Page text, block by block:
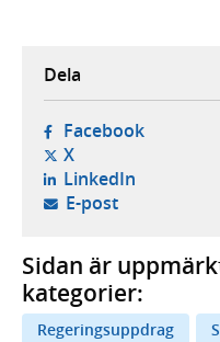
Dela
Facebook- öppnas
X- öppnas i ny flik,
LinkedIn- öppnas
E-post- öppnar
Sidan är
kategorier:
Regeringsuppdrag